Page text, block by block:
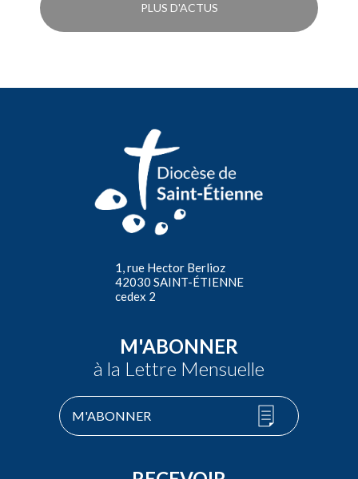
PLUS D'ACTUS
1, rue Hector Berlioz
42030 SAINT-ÉTIENNE
cedex 2
M'ABONNER
à la Lettre Mensuelle
M'ABONNER